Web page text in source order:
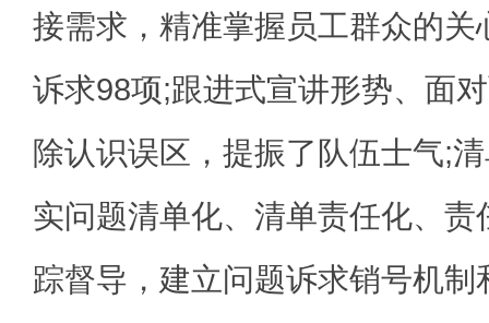
接需求，精准掌握员工群众的关
诉求98项;跟进式宣讲形势、面
除认识误区，提振了队伍士气;
实问题清单化、清单责任化、责
踪督导，建立问题诉求销号机